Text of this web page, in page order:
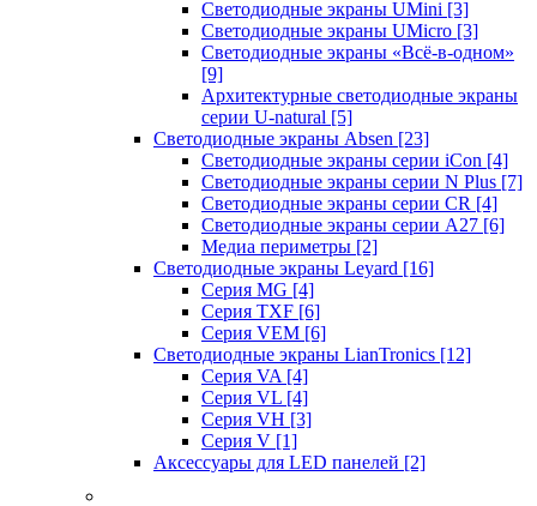
Светодиодные экраны UMini [3]
Светодиодные экраны UMicro [3]
Светодиодные экраны «Всё-в-одном»
[9]
Архитектурные светодиодные экраны
серии U-natural [5]
Светодиодные экраны Absen [23]
Светодиодные экраны серии iCon [4]
Светодиодные экраны серии N Plus [7]
Светодиодные экраны серии CR [4]
Светодиодные экраны серии А27 [6]
Медиа периметры [2]
Светодиодные экраны Leyard [16]
Серия MG [4]
Серия TXF [6]
Серия VEM [6]
Светодиодные экраны LianTronics [12]
Серия VA [4]
Серия VL [4]
Серия VH [3]
Серия V [1]
Аксессуары для LED панелей [2]